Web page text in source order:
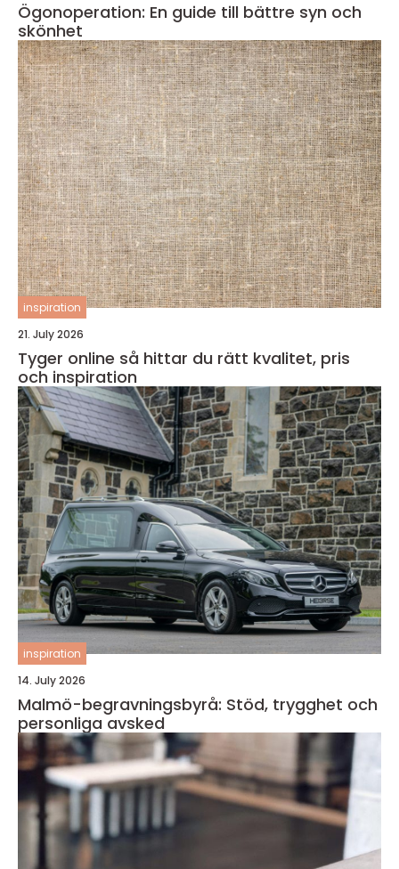
Ögonoperation: En guide till bättre syn och
skönhet
inspiration
21. July 2026
Tyger online så hittar du rätt kvalitet, pris
och inspiration
inspiration
14. July 2026
Malmö-begravningsbyrå: Stöd, trygghet och
personliga avsked